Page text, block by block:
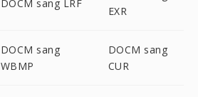
DOCM sang LRF
EXR
DOCM sang
WBMP
DOCM sang
CUR